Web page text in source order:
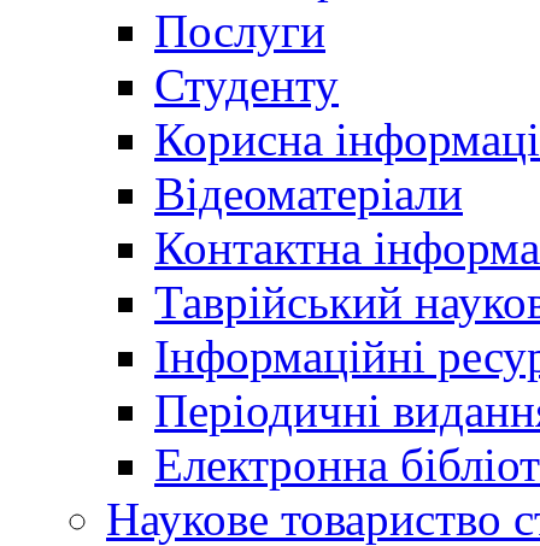
Послуги
Студенту
Корисна
Відеоматеріали
Контактна
Таврійський
Інформаційні
Періодичні
Електронна
Наукове товариство